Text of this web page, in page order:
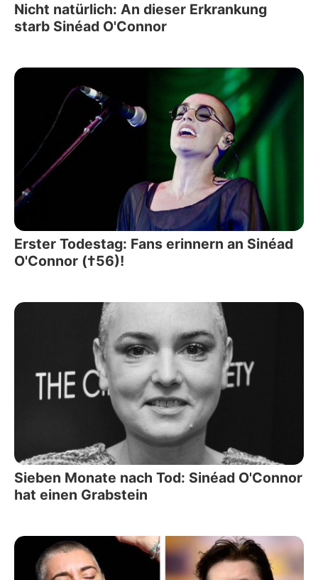
Nicht natürlich: An dieser Erkrankung
starb Sinéad O'Connor
Erster Todestag: Fans erinnern an Sinéad
O'Connor (†56)!
Sieben Monate nach Tod: Sinéad O'Connor
hat einen Grabstein